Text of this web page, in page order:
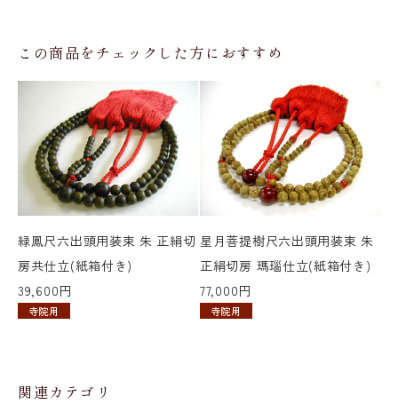
この商品をチェックした方におすすめ
緑鳳尺六出頭用装束 朱 正絹切
房共仕立(紙箱付き)
39,600円
寺院用
星月菩提樹尺六出頭用装束 朱
正絹切房 瑪瑙仕立(紙箱付き)
77,000円
寺院用
関連カテゴリ